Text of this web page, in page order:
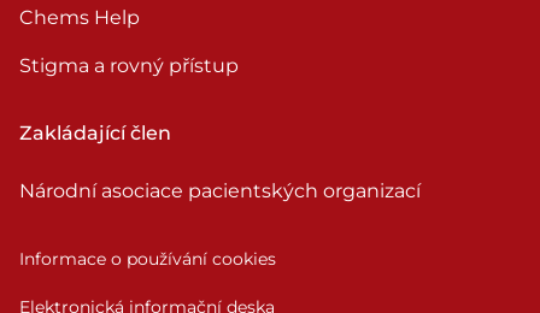
Chems Help
Stigma a rovný přístup
Zakládající člen
Národní asociace pacientských organizací
Informace o používání cookies
Elektronická informační deska